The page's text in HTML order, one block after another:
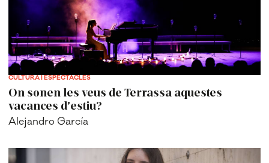
CULTURA I ESPECTACLES
On sonen les veus de Terrassa aquestes
vacances d'estiu?
Alejandro García